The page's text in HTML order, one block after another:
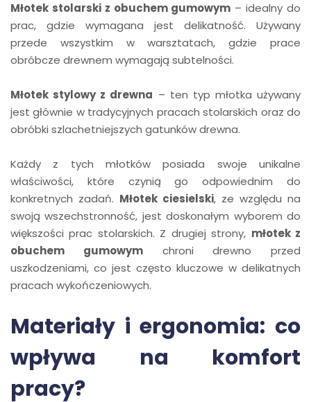
Młotek stolarski z obuchem gumowym – idealny do
prac, gdzie wymagana jest delikatność. Używany
przede wszystkim w warsztatach, gdzie prace
obróbcze drewnem wymagają subtelności.
Młotek stylowy z drewna – ten typ młotka używany
jest głównie w tradycyjnych pracach stolarskich oraz do
obróbki szlachetniejszych gatunków drewna.
Każdy z tych młotków posiada swoje unikalne
właściwości, które czynią go odpowiednim do
konkretnych zadań. Młotek ciesielski, ze względu na
swoją wszechstronność, jest doskonałym wyborem do
większości prac stolarskich. Z drugiej strony, młotek z
obuchem gumowymchroni drewno przed
uszkodzeniami, co jest często kluczowe w delikatnych
pracach wykończeniowych.
Materiały i ergonomia: co
wpływa na komfort
pracy?